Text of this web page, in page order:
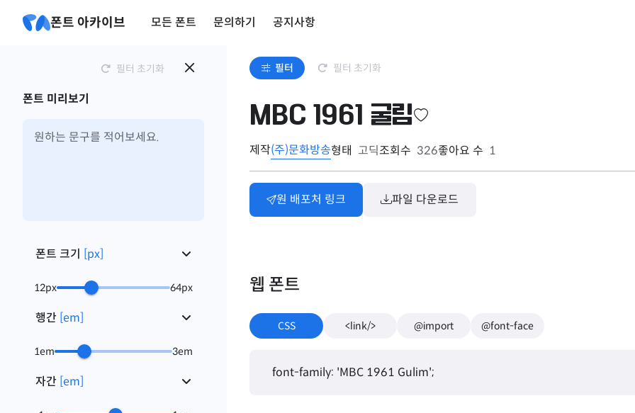
폰트 아카이브 모든 폰트 문의하기 공지사항
필터 필터 초기화
필터 초기화
폰트 미리보기
폰트 크기 [px]
12px 64px
행간 [em]
1em 3em
자간 [em]
MBC 1961 굴림
제작(주)문화방송형태 고딕조회수 326좋아요 수 1
원 배포처 링크 파일 다운로드
웹 폰트
CSS <link/> @import @font-face
font-family: 'MBC 1961 Gulim';